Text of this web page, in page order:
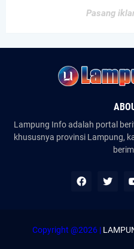
Pasang
Lampung Info adalah portal
khususnya provinsi Lampung,
Copyright @2026 |